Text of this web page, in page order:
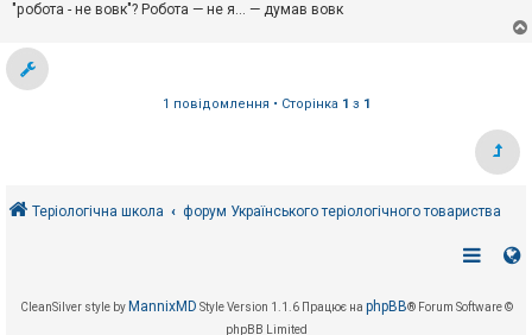
А
к
м
и
о
ш
"робота - не вовк"? Робота — не я... — думав вовк
1 повідомлення • Сторінка 1 з 1
Теріологічна школа форум Українського теріологічного товариства
CleanSilver style by MannixMD Style Version 1.1.6 Працює на phpBB® Forum Software ©
phpBB Limited